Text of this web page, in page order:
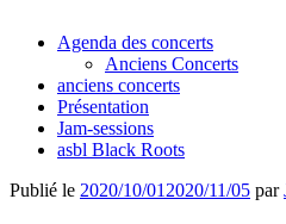
Agenda des concerts
Anciens Concerts
anciens concerts
Présentation
Jam-sessions
asbl Black Roots
Publié le 2020/10/01 2020/11/05 par